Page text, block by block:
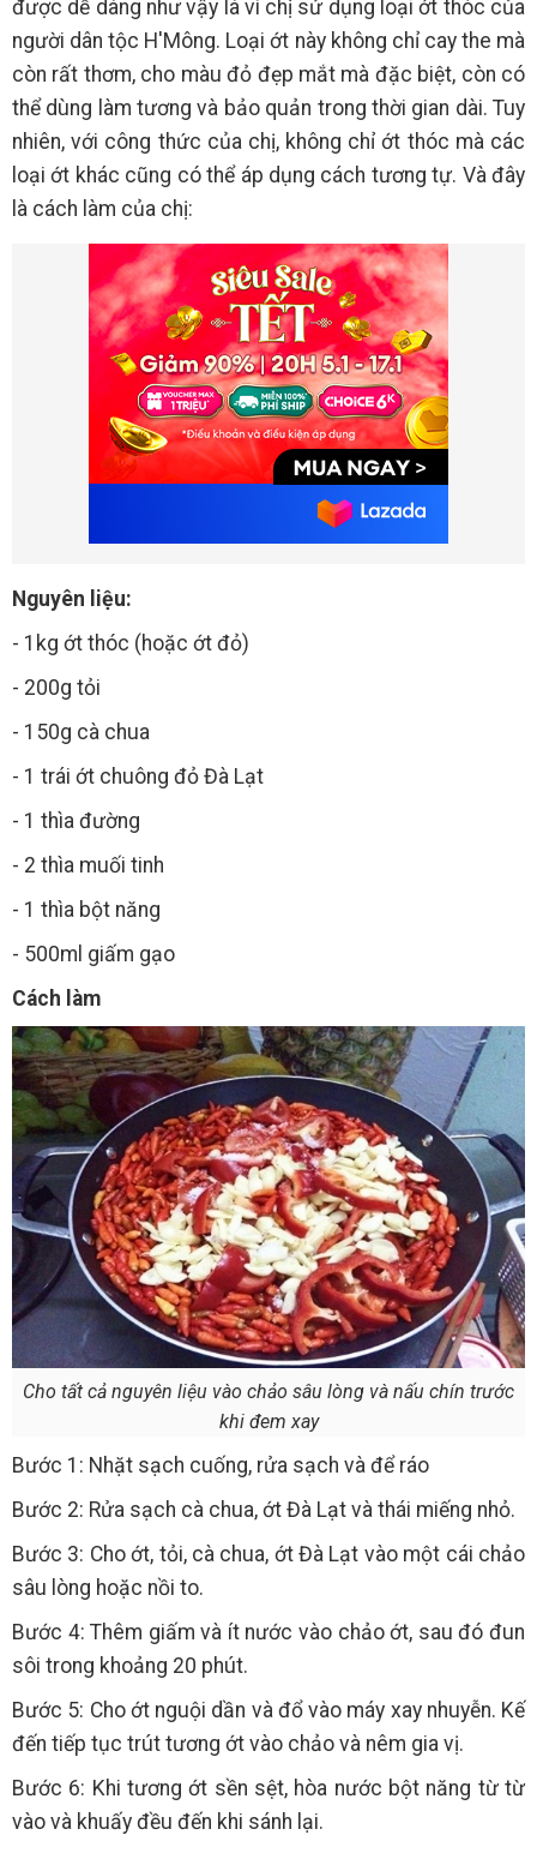
được dễ dàng như vậy là vì chị sử dụng loại ớt thóc của
người dân tộc H'Mông. Loại ớt này không chỉ cay the mà
còn rất thơm, cho màu đỏ đẹp mắt mà đặc biệt, còn có
thể dùng làm tương và bảo quản trong thời gian dài. Tuy
nhiên, với công thức của chị, không chỉ ớt thóc mà các
loại ớt khác cũng có thể áp dụng cách tương tự. Và đây
là cách làm của chị:
Nguyên liệu:
- 1kg ớt thóc (hoặc ớt đỏ)
- 200g tỏi
- 150g cà chua
- 1 trái ớt chuông đỏ Đà Lạt
- 1 thìa đường
- 2 thìa muối tinh
- 1 thìa bột năng
- 500ml giấm gạo
Cách làm
Cho tất cả nguyên liệu vào chảo sâu lòng và nấu chín trước
khi đem xay
Bước 1: Nhặt sạch cuống, rửa sạch và để ráo
Bước 2: Rửa sạch cà chua, ớt Đà Lạt và thái miếng nhỏ.
Bước 3: Cho ớt, tỏi, cà chua, ớt Đà Lạt vào một cái chảo
sâu lòng hoặc nồi to.
Bước 4: Thêm giấm và ít nước vào chảo ớt, sau đó đun
sôi trong khoảng 20 phút.
Bước 5: Cho ớt nguội dần và đổ vào máy xay nhuyễn. Kế
đến tiếp tục trút tương ớt vào chảo và nêm gia vị.
Bước 6: Khi tương ớt sền sệt, hòa nước bột năng từ từ
vào và khuấy đều đến khi sánh lại.